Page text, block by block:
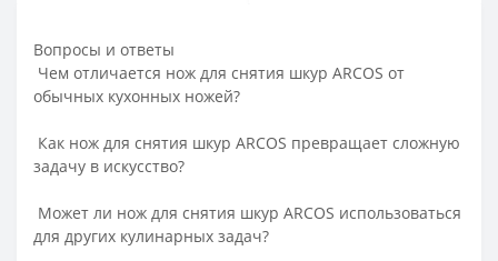
Вопросы и ответы
Чем отличается нож для снятия шкур ARCOS от
обычных кухонных ножей?
Как нож для снятия шкур ARCOS превращает сложную
задачу в искусство?
Может ли нож для снятия шкур ARCOS использоваться
для других кулинарных задач?